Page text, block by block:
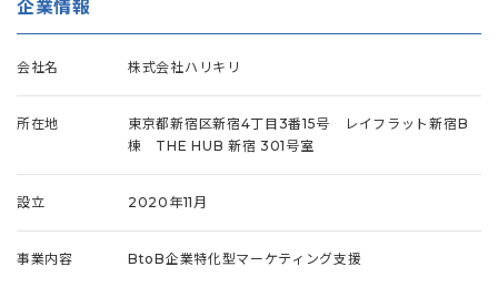
企業情報
会社名 株式会社ハリキリ
所在地
東京都新宿区新宿4丁目3番15号 レイフラット新宿B
棟 THE HUB 新宿 301号室
設立 2020年11月
事業内容 BtoB企業特化型マーケティング支援